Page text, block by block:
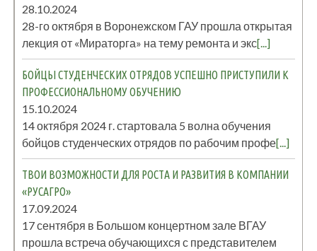
28.10.2024
28-го октября в Воронежском ГАУ прошла открытая
лекция от «Мираторга» на тему ремонта и экс[...]
БОЙЦЫ СТУДЕНЧЕСКИХ ОТРЯДОВ УСПЕШНО ПРИСТУПИЛИ К
ПРОФЕССИОНАЛЬНОМУ ОБУЧЕНИЮ
15.10.2024
14 октября 2024 г. стартовала 5 волна обучения
бойцов студенческих отрядов по рабочим профе[...]
ТВОИ ВОЗМОЖНОСТИ ДЛЯ РОСТА И РАЗВИТИЯ В КОМПАНИИ
«РУСАГРО»
17.09.2024
17 сентября в Большом концертном зале ВГАУ
прошла встреча обучающихся с представителем